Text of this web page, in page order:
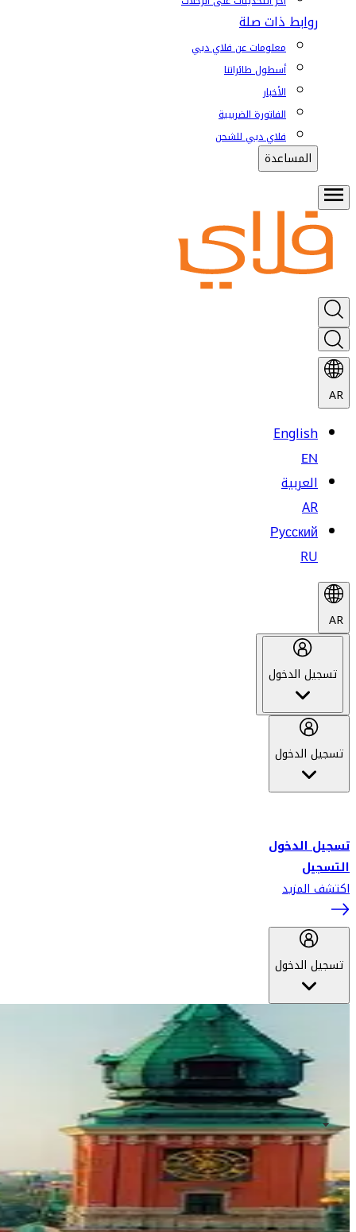
روابط ذات صلة
معلومات عن فلاي دبي
أسطول طائراتنا
الأخبار
الفاتورة الضريبية
فلاي دبي للشحن
المساعدة
AR
English
EN
العربية
AR
Русский
RU
AR
تسجيل الدخول
تسجيل الدخول
تسجيل الدخول
التسجيل
اكتشف المزيد
تسجيل الدخول